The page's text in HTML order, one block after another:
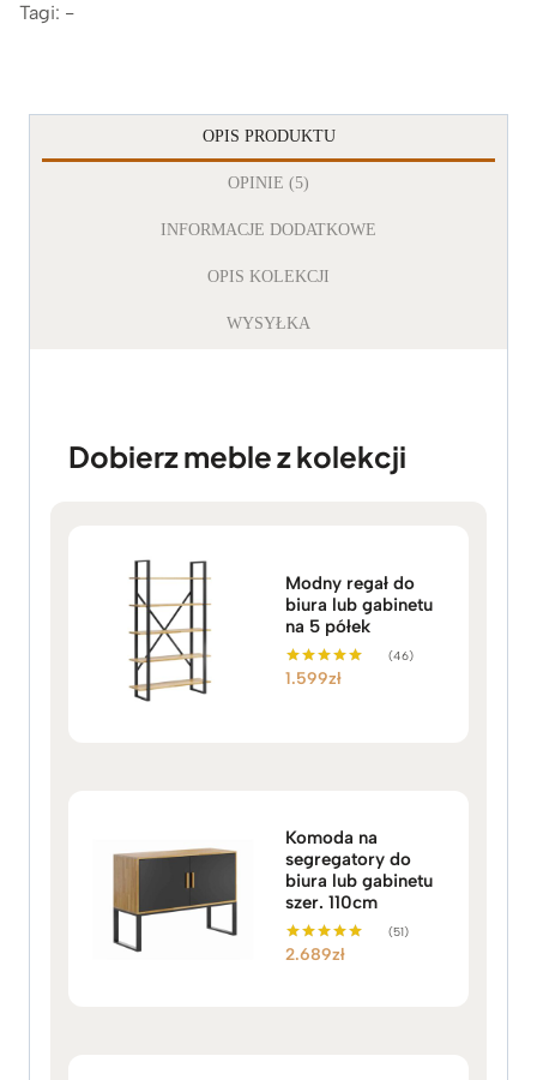
Tagi: -
OPIS PRODUKTU
OPINIE (5)
INFORMACJE DODATKOWE
OPIS KOLEKCJI
WYSYŁKA
Dobierz meble z kolekcji
Modny regał do
biura lub gabinetu
na 5 półek
Oceniono
(46)
1.599zł
Komoda na
segregatory do
biura lub gabinetu
szer. 110cm
Oceniono
(51)
2.689zł